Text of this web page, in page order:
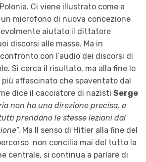
Ci viene illustrato come a
microfono di nuova concezione
aiutato il dittatore
discorsi alle masse. Ma in
con l’audio dei discorsi di
Si cerca il risultato, ma alla fine lo
affascinato che spaventato dal
dice il cacciatore di nazisti Serge
non ha una direzione precisa, e
prendano le stesse lezioni dal
“. Ma Il senso di Hitler alla fine del
non concilia mai del tutto la
centrale, si continua a parlare di